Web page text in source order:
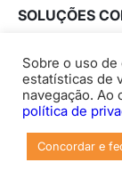
SOLUÇÕES
VPS com n8n
Hospedagem
Hospedagem
Sobre o uso de
estatísticas de
navegação. Ao
política de
Concordar e